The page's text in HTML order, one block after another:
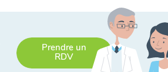
Prendre un
RDV